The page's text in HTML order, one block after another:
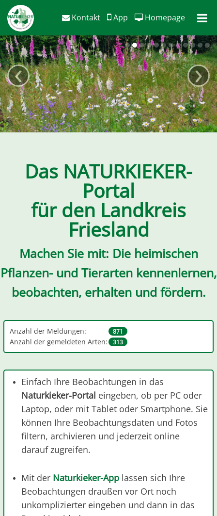
Hyppää sisältöön
Kontakt App Homepage
‹ ›
Das NATURKIEKER-
Portal
für den Landkreis
Friesland
Machen Sie mit: Die heimischen
Pflanzen- und Tierarten kennenlernen,
beobachten, erhalten und fördern.
Anzahl der Meldungen: 871
Anzahl der gemeldeten Arten: 313
Einfach Ihre Beobachtungen in das
Naturkieker-Portal eingeben, ob per PC oder
Laptop, oder mit Tablet oder Smartphone. Sie
können Ihre Beobachtungsdaten und Fotos
filtern, archivieren und jederzeit online
darauf zugreifen.
Mit der Naturkieker-App lassen sich Ihre
Beobachtungen draußen vor Ort noch
unkomplizierter eingeben und dann in das